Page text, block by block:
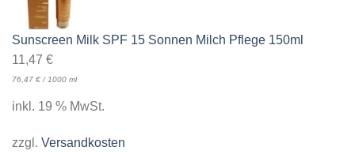
Sunscreen Milk SPF 15 Sonnen Milch Pflege 150ml
11,47 €
76,47 € / 1000 ml
inkl. 19 % MwSt.
zzgl. Versandkosten